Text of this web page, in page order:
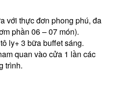
với thực đơn phong phú, đa
phần 06 – 07 món).
ly+ 3 bữa buffet sáng.
quan vào cửa 1 lần các
trình.